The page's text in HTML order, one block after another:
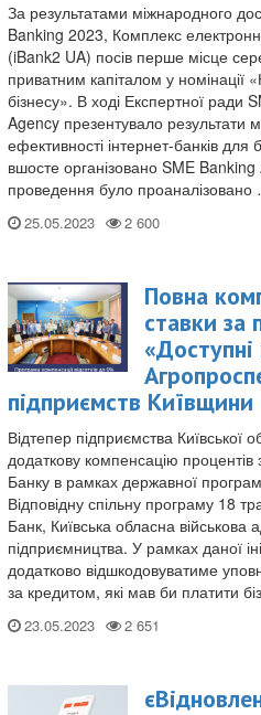
За результатами міжнародного
Banking 2023, Комплекс
(iBank2 UA) посів перше місце
приватним капіталом у номінації
бізнесу». В ході Експертної ради
Agency презентувало результати
ефективності інтернет-банків для
вшосте організовано SME
проведення було
25.05.2023
Повна
ставки за
підприємств Київщини
Відтепер підприємства Київської
додаткову компенсацію
Банку в рамках державної
Відповідну спільну програму 18
Банк, Київська обласна військова
підприємництва. У рамках даної
додатково відшкодовуватиме
за кредитом, які мав би платити
23.05.2023